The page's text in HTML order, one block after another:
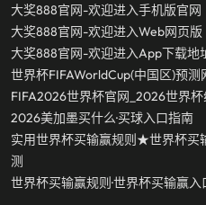
大奖888官网-欢迎进入手机版官网
大奖888官网-欢迎进入Web网页版
大奖888官网-欢迎进入app下载地
世界杯FIFAWorldCup(中国区)预测
FIFA2026世界杯官网_2026世界
2026美加墨买什么·买球入口指南
实用世界杯买输赢规则★世界杯买
测
世界杯买输赢规则·世界杯买输赢